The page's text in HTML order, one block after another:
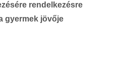
rendelkezésre
gyermek jövője